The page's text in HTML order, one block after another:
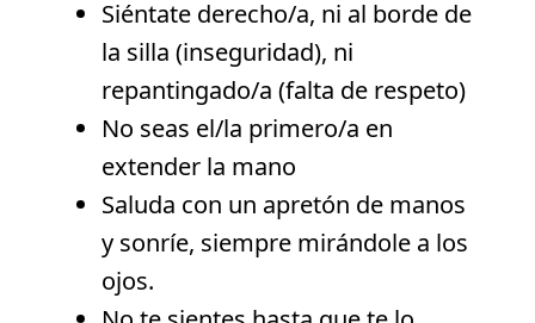
Siéntate derecho/a, ni al borde de
la silla (inseguridad), ni
repantingado/a (falta de respeto)
No seas el/la primero/a en
extender la mano
Saluda con un apretón de manos
y sonríe, siempre mirándole a los
ojos.